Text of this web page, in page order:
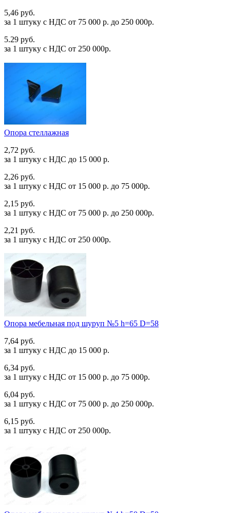
5,46 руб.
за 1 штуку c НДС от 75 000 р. до 250 000р.
5.29 руб.
за 1 штуку c НДС от 250 000р.
Опора стеллажная
2,72 руб.
за 1 штуку c НДС до 15 000 р.
2,26 руб.
за 1 штуку c НДС от 15 000 р. до 75 000р.
2,15 руб.
за 1 штуку c НДС от 75 000 р. до 250 000р.
2,21 руб.
за 1 штуку c НДС от 250 000р.
Опора мебельная под шуруп №5 h=65 D=58
7,64 руб.
за 1 штуку c НДС до 15 000 р.
6,34 руб.
за 1 штуку c НДС от 15 000 р. до 75 000р.
6,04 руб.
за 1 штуку c НДС от 75 000 р. до 250 000р.
6,15 руб.
за 1 штуку c НДС от 250 000р.